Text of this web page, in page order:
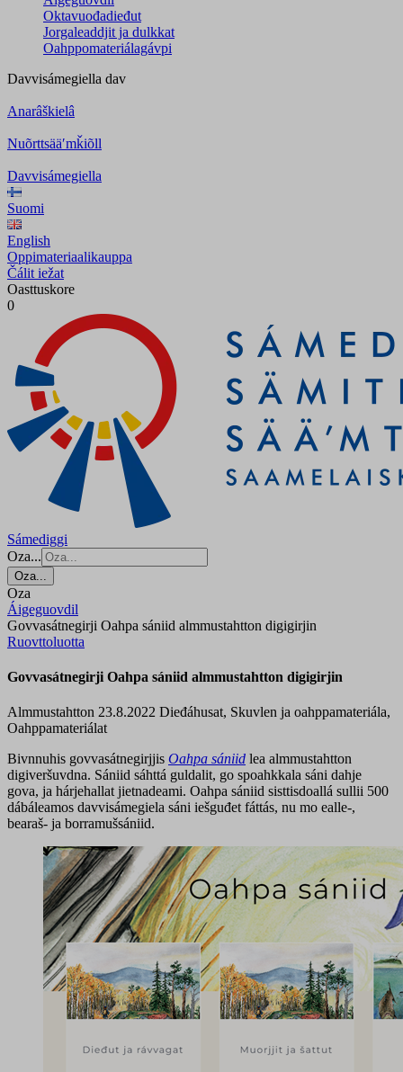
Oktavuođadieđut
Jorgaleaddjit ja dulkkat
Oahppomateriálagávpi
Davvisámegiella dav
Anarâškielâ
Nuõrttsääʹmǩiõll
Davvisámegiella
Suomi
English
Oppimateriaalikauppa
Čálit iežat
Oasttuskore
0
Sámediggi
Oza...
Oza...
Oza
Áigeguovdil
Govvasátnegirji Oahpa sániid almmustahtton digigirjin
Ruovttoluotta
Govvasátnegirji Oahpa sániid almmustahtton digigirjin
Almmustahtton 23.8.2022 Dieđáhusat, Skuvlen ja oahppamateriála,
Oahppamateriálat
Bivnnuhis govvasátnegirjjis Oahpa sániid lea almmustahtton
digiveršuvdna. Sániid sáhttá guldalit, go spoahkkala sáni dahje
gova, ja hárjehallat jietnadeami. Oahpa sániid sisttisdoallá sullii 500
dábáleamos davvisámegiela sáni iešguđet fáttás, nu mo ealle-,
bearaš- ja borramušsániid.